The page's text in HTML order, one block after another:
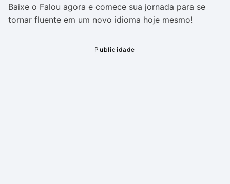
Baixe o Falou agora e comece sua jornada para se
tornar fluente em um novo idioma hoje mesmo!